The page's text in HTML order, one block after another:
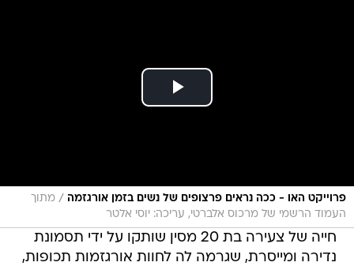
פרוייקט האו - ככה נראים פרצופים של נשים בזמן אורגזמה / מתוך
העמוד הרשמי של מרכוס אלברטי, עריכה: יוסי אלטר
חייה של צעירה בת 20 מסין שותקו על ידי תסמונת
נדירה ומייסרת, שגרמה לה לחוות אורגזמות תכופות,